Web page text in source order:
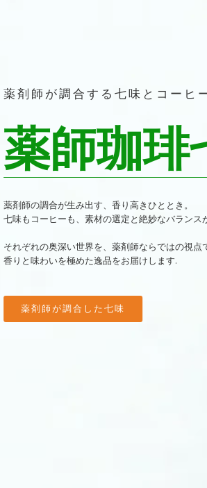
薬剤師が調合する七味とコーヒ
薬師珈琲
薬剤師の調合が生み出す、 香り高きひととき。
七味もコーヒーも、 素材の選定と絶妙なバランス
それぞれの奥深い世界を、 薬剤師ならではの視点
香りと味わいを極めた逸品をお届けします.
薬剤師が調合した七味